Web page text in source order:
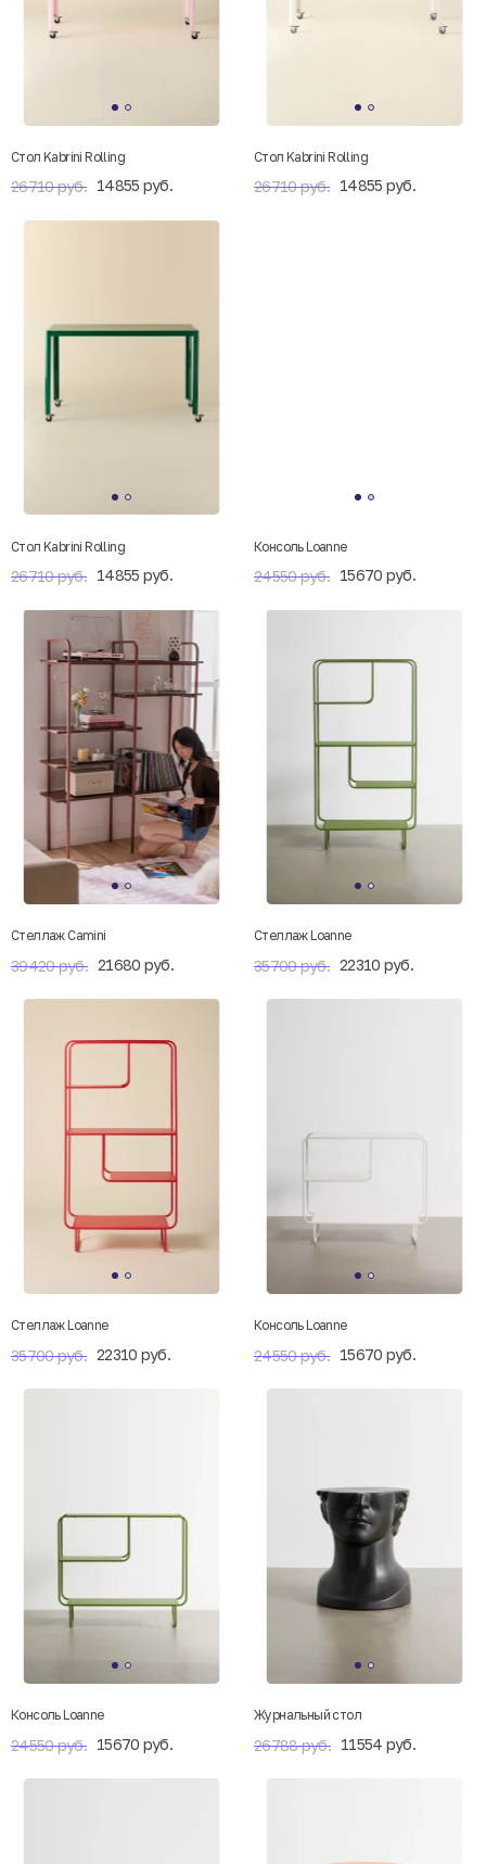
Стол Kabrini Rolling
26710 руб. 14855 руб.
Стол Kabrini Rolling
26710 руб. 14855 руб.
Стол Kabrini Rolling
26710 руб. 14855 руб.
Консоль Loanne
24550 руб. 15670 руб.
Стеллаж Camini
39420 руб. 21680 руб.
Стеллаж Loanne
35700 руб. 22310 руб.
Стеллаж Loanne
35700 руб. 22310 руб.
Консоль Loanne
24550 руб. 15670 руб.
Консоль Loanne
24550 руб. 15670 руб.
Журнальный стол
26788 руб. 11554 руб.